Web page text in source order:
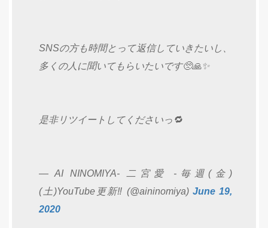
SNSの方も時間とって返信していきたいし、
多くの人に聞いてもらいたいです🥺🙏✨
是非リツイートしてくださいっ🔁
— AI NINOMIYA- 二宮愛 -毎週(金)
(土)YouTube更新‼️ (@aininomiya)June 19,
2020